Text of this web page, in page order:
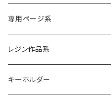
専用ページ系
レジン作品系
レジンリング
キーホルダー